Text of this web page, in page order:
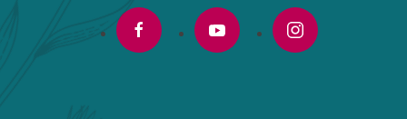
facebook youtube instagram